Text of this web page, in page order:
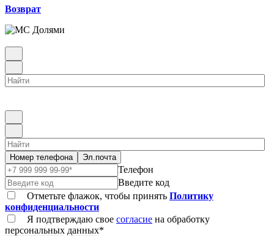
Возврат
Номер телефона Эл.почта
Телефон
Введите код
Отметьте флажок, чтобы принять Политику
конфиденциальности
Я подтверждаю свое согласие на обработку
персональных данных*